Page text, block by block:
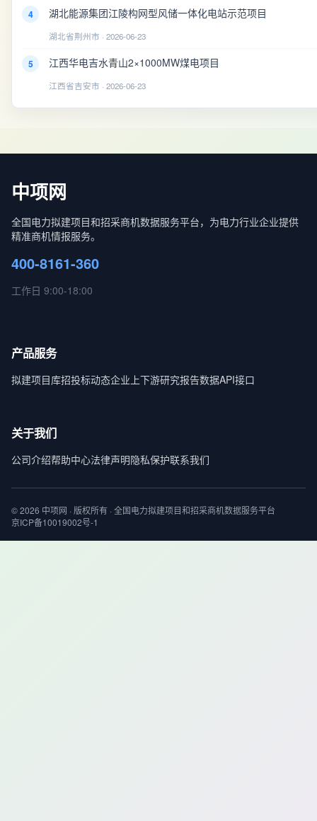
4 湖北能源集团江陵构网型风储一体化电站示范项目
湖北省荆州市 · 2026-06-23
5 江西华电吉水青山2×1000MW煤电项目
江西省吉安市 · 2026-06-23
中项网
全国电力拟建项目和招采商机数据服务平台，为电力行业企业提供
精准商机情报服务。
400-8161-360
工作日 9:00-18:00
产品服务
拟建项目库招投标动态企业上下游研究报告数据API接口
关于我们
公司介绍帮助中心法律声明隐私保护联系我们
© 2026 中项网 · 版权所有 · 全国电力拟建项目和招采商机数据服务平台
京ICP备10019002号-1